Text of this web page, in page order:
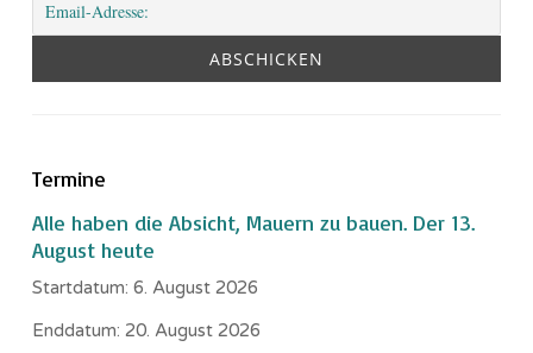
Termine
Alle haben die Absicht, Mauern zu bauen. Der 13.
August heute
Startdatum: 6. August 2026
Enddatum: 20. August 2026